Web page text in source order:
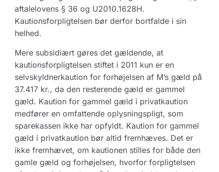
aftalelovens § 36 og U2010.1628H.
Kautionsforpligtelsen bør derfor bortfalde i sin
helhed.
Mere subsidiært gøres det gældende, at
kautionsforpligtelsen stiftet i 2011 kun er en
selvskyldnerkaution for forhøjelsen af M’s gæld på
37.417 kr., da den resterende gæld er gammel
gæld. Kaution for gammel gæld i privatkaution
medfører en omfattende oplysningspligt, som
sparekassen ikke har opfyldt. Kaution for gammel
gæld i privatkaution bør altid fremhæves. Det er
ikke fremhævet, om kautionen stilles for både den
gamle gæld og forhøjelsen, hvorfor forpligtelsen